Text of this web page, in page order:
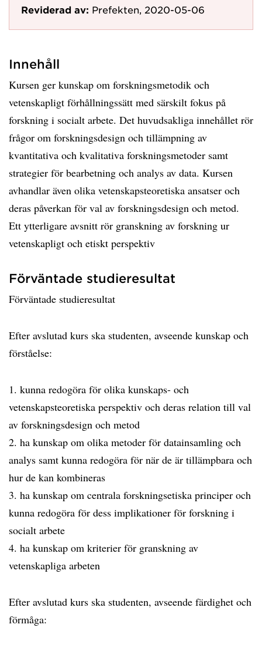
Reviderad av: Prefekten, 2020-05-06
Innehåll
Kursen ger kunskap om forskningsmetodik och
vetenskapligt förhållningssätt med särskilt fokus på
forskning i socialt arbete. Det huvudsakliga innehållet rör
frågor om forskningsdesign och tillämpning av
kvantitativa och kvalitativa forskningsmetoder samt
strategier för bearbetning och analys av data. Kursen
avhandlar även olika vetenskapsteoretiska ansatser och
deras påverkan för val av forskningsdesign och metod.
Ett ytterligare avsnitt rör granskning av forskning ur
vetenskapligt och etiskt perspektiv
Förväntade studieresultat
Förväntade studieresultat
Efter avslutad kurs ska studenten, avseende kunskap och
förståelse:
1. kunna redogöra för olika kunskaps- och
vetenskapsteoretiska perspektiv och deras relation till val
av forskningsdesign och metod
2. ha kunskap om olika metoder för datainsamling och
analys samt kunna redogöra för när de är tillämpbara och
hur de kan kombineras
3. ha kunskap om centrala forskningsetiska principer och
kunna redogöra för dess implikationer för forskning i
socialt arbete
4. ha kunskap om kriterier för granskning av
vetenskapliga arbeten
Efter avslutad kurs ska studenten, avseende färdighet och
förmåga: